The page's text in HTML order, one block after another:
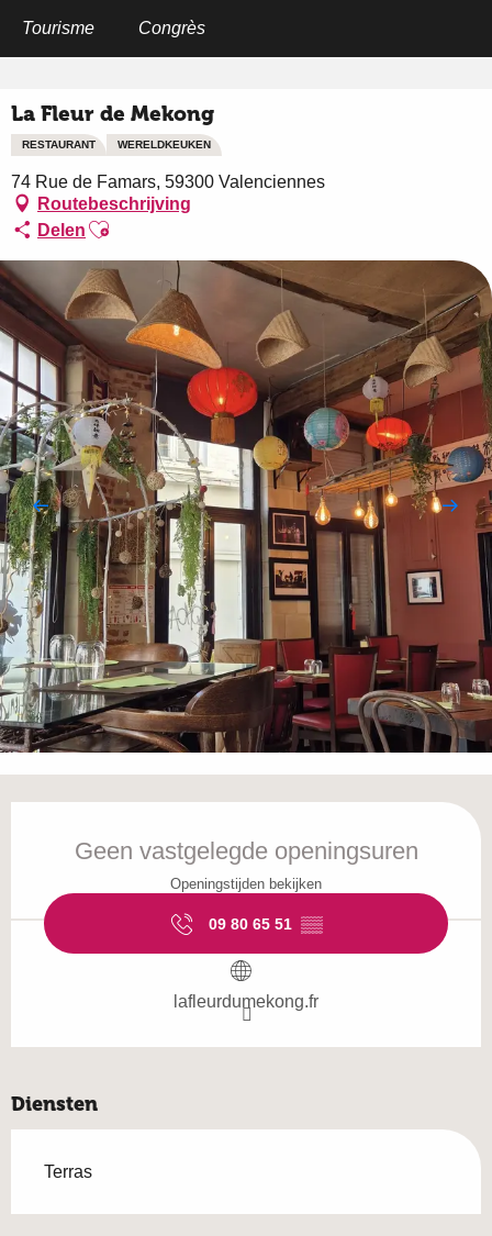
Tourisme Congrès
La Fleur de Mekong
RESTAURANT WERELDKEUKEN
74 Rue de Famars, 59300 Valenciennes
Routebeschrijving
Delen Ajouter aux favoris
Geen vastgelegde openingsuren
Openingstijden bekijken
09 80 65 51 ▒▒
lafleurdumekong.fr
Diensten
Terras